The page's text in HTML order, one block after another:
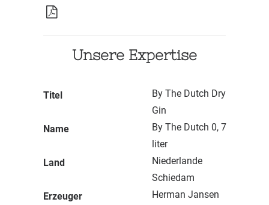
Unsere Expertise
Titel
By The Dutch Dry
Gin
Name
By The Dutch 0, 7
liter
Land
Niederlande
Schiedam
Erzeuger
Herman Jansen